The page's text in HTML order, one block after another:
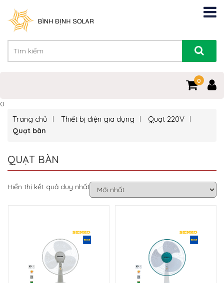
0
0
Trang chủ Thiết bị điện gia dụng Quạt 220V
Quạt bàn
QUẠT BÀN
Hiển thị kết quả duy nhất